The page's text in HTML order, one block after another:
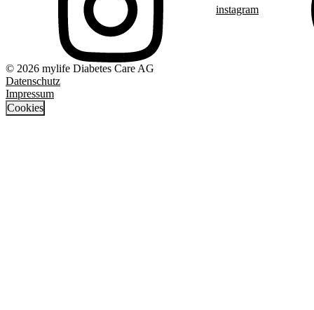
instagram
© 2026 mylife Diabetes Care AG
Datenschutz
Impressum
Cookies